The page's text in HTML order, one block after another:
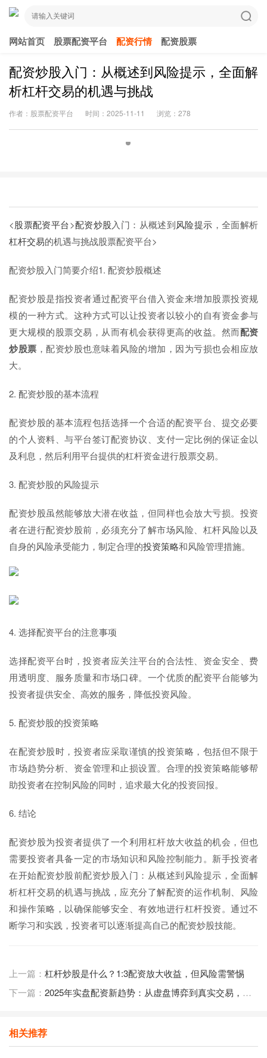
网站首页 股票配资平台 配资行情 配资股票
配资炒股入门：从概述到风险提示，全面解
析杠杆交易的机遇与挑战
作者：股票配资平台 时间：2025-11-11 浏览：278
<股票配资平台>配资炒股入门：从概述到风险提示 ，全面解析
杠杆交易的机遇与挑战股票配资平台>
配资炒股入门简要介绍1. 配资炒股概述
配资炒股是指投资者通过配资平台借入资金来增加股票投资规
模的一种方式。这种方式可以让投资者以较小的自有资金参与
更大规模的股票交易，从而有机会获得更高的收益。然而配资
炒股票 ，配资炒股也意味着风险的增加，因为亏损也会相应放
大。
2. 配资炒股的基本流程
配资炒股的基本流程包括选择一个合适的配资平台、提交必要
的个人资料、与平台签订配资协议、支付一定比例的保证金以
及利息，然后利用平台提供的杠杆资金进行股票交易。
3. 配资炒股的风险提示
配资炒股虽然能够放大潜在收益，但同样也会放大亏损。投资
者在进行配资炒股前，必须充分了解市场风险、杠杆风险以及
自身的风险承受能力，制定合理的投资策略和风险管理措施。
4. 选择配资平台的注意事项
选择配资平台时，投资者应关注平台的合法性、资金安全、费
用透明度、服务质量和市场口碑。一个优质的配资平台能够为
投资者提供安全、高效的服务，降低投资风险。
5. 配资炒股的投资策略
在配资炒股时，投资者应采取谨慎的投资策略，包括但不限于
市场趋势分析、资金管理和止损设置。合理的投资策略能够帮
助投资者在控制风险的同时，追求最大化的投资回报。
6. 结论
配资炒股为投资者提供了一个利用杠杆放大收益的机会，但也
需要投资者具备一定的市场知识和风险控制能力。新手投资者
在开始配资炒股前配资炒股入门：从概述到风险提示，全面解
析杠杆交易的机遇与挑战，应充分了解配资的运作机制、风险
和操作策略，以确保能够安全、有效地进行杠杆投资。通过不
断学习和实践，投资者可以逐渐提高自己的配资炒股技能。
上一篇： 杠杆炒股是什么？1:3配资放大收益，但风险需警惕
下一篇： 2025年实盘配资新趋势：从虚盘博弈到真实交易，投资者该如何选择？
相关推荐